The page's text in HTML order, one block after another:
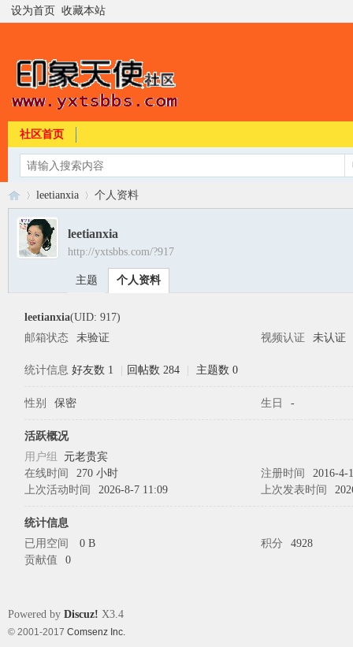
设为首页 收藏本站
社区首页
›
leetianxia 个人资料
leetianxia
http://yxtsbbs.com/?917
主题 个人资料
leetianxia(UID: 917)
邮箱状态
未验证 视频认证 未认证
统计信息 好友数 1 回帖数 284 主题数 0
性别 保密 生日 -
活跃概况
用户组 元老贵宾
在线时间
270 小时 注册时间
2016-4-
上次活动时间
2026-8-7 11:09 上次发表时间
统计信息
已用空间
0 B 积分
4928
贡献值
0
Powered by Discuz! X3.4
© 2001-2017 Comsenz Inc.